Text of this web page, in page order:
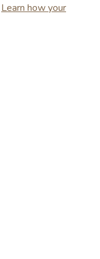
Learn how your